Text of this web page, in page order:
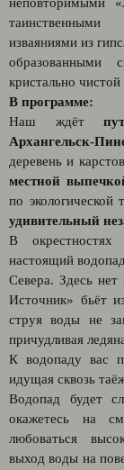
изваяниями из
образованными
кристально
В программе:
Наш ждёт
Архангельск-
деревень и
местной
по
удивительный
В окрестностях
настоящий
Севера. Здесь
Источник» бьёт
струя воды не
причудливая
К водопаду вас
идущая сквозь
Водопад будет
окажетесь на
любоваться
выход воды на